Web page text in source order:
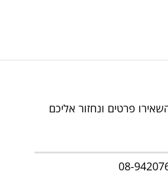
פרטים ונחזור אליכם